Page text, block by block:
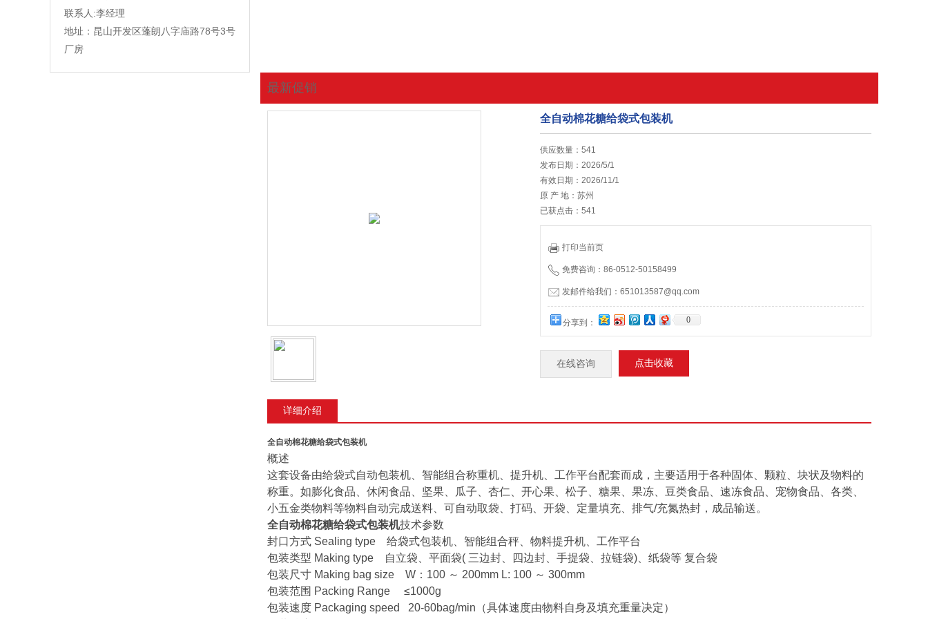
联系人:李经理
地址：昆山开发区蓬朗八字庙路78号3号
厂房
最新促销
全自动棉花糖给袋式包装机
供应数量：541
发布日期：2026/5/1
有效日期：2026/11/1
原 产 地：苏州
已获点击：541
打印当前页
免费咨询：86-0512-50158499
发邮件给我们：651013587@qq.com
分享到： 0
在线咨询 点击收藏
详细介绍
全自动棉花糖给袋式包装机
概述
这套设备由给袋式自动包装机、智能组合称重机、提升机、工作平台配套而成，主要适用于各种固体、颗粒、块状及物料的
称重。如膨化食品、休闲食品、坚果、瓜子、杏仁、开心果、松子、糖果、果冻、豆类食品、速冻食品、宠物食品、各类、
小五金类物料等物料自动完成送料、可自动取袋、打码、开袋、定量填充、排气/充氮热封，成品输送。
全自动棉花糖给袋式包装机技术参数
封口方式 Sealing type 给袋式包装机、智能组合秤、物料提升机、工作平台
包装类型 Making type
自立袋、平面袋( 三边封、四边封、手提袋、拉链袋)、纸袋等 复合袋
包装尺寸 Making bag size W：100 ～ 200mm L: 100 ～ 300mm
包装范围 Packing Range ≤1000g
包装速度 Packaging speed 20-60bag/min（具体速度由物料自身及填充重量决定）